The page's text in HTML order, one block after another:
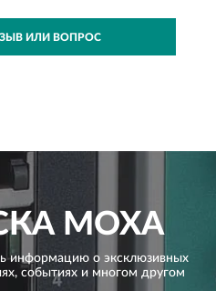
ИЛИ ВОПРОС
MOXA
информацию о эксклюзивных
событиях и многом другом